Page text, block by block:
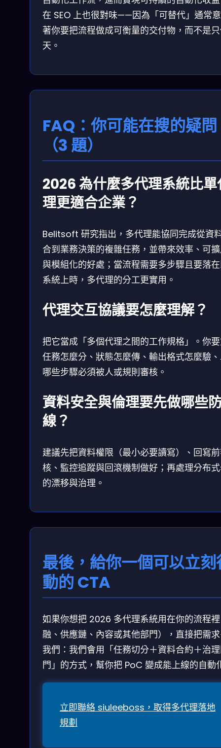
在 SEO 上也很對味——因為「可替代」通常
著你要把流程做成可衡量的交付物，而不是
天。
FAQ：你可能在搜的疑問
（3 題）
2026 為什麼多代理系統比單
理更適合企業？
Belitsoft 研究指出，多代理能協同完成從資
合到業務決策的複雜任務，並帶來效率、可
與模組化的好處；當流程需要多步驟且要落
系統上時，多代理的分工更實用。
代理交互協議要怎麼理解？
把它當成「多個代理之間的工作規格」。你
任務怎麼分、狀態怎麼傳、輸出格式怎麼驗
哪些步驟必須被人或規則審核。
資料安全與倫理要先做哪些
線？
建議先把資料權限（最小必要讀寫）、回寫
核、監控追蹤與回滾機制做好；再處理分布
的漂移與治理。
最後，給你一個可以立刻
動的 CTA
如果你想把 2026 多代理系統用在你的流程
融、供應鏈、內容或其他部門），直接把需
我們：我們會用「任務切分＋資料合約＋治
門」的方式，幫你把 PoC 變成能上線的自動
立即聯絡 siuleeboss，取得多代理落地
規劃